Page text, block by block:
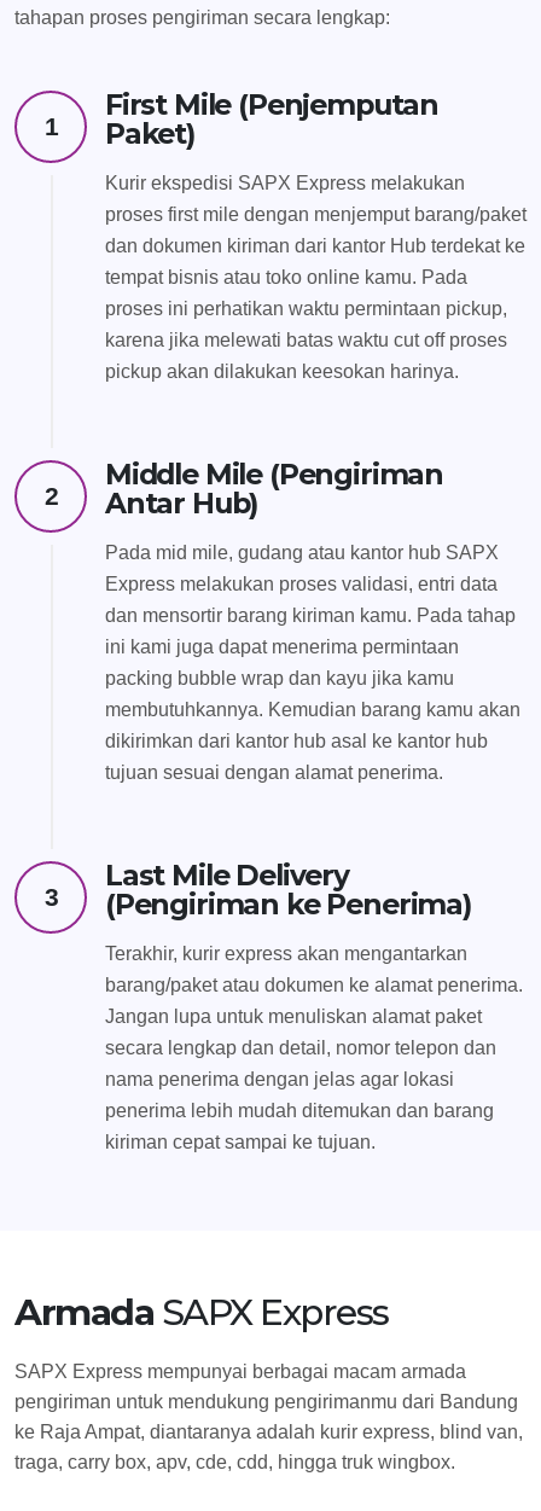
tahapan proses pengiriman secara lengkap:
1
First Mile (Penjemputan
Paket)
Kurir ekspedisi SAPX Express melakukan
proses first mile dengan menjemput barang/paket
dan dokumen kiriman dari kantor Hub terdekat ke
tempat bisnis atau toko online kamu. Pada
proses ini perhatikan waktu permintaan pickup,
karena jika melewati batas waktu cut off proses
pickup akan dilakukan keesokan harinya.
2
Middle Mile (Pengiriman
Antar Hub)
Pada mid mile, gudang atau kantor hub SAPX
Express melakukan proses validasi, entri data
dan mensortir barang kiriman kamu. Pada tahap
ini kami juga dapat menerima permintaan
packing bubble wrap dan kayu jika kamu
membutuhkannya. Kemudian barang kamu akan
dikirimkan dari kantor hub asal ke kantor hub
tujuan sesuai dengan alamat penerima.
3
Last Mile Delivery
(Pengiriman ke Penerima)
Terakhir, kurir express akan mengantarkan
barang/paket atau dokumen ke alamat penerima.
Jangan lupa untuk menuliskan alamat paket
secara lengkap dan detail, nomor telepon dan
nama penerima dengan jelas agar lokasi
penerima lebih mudah ditemukan dan barang
kiriman cepat sampai ke tujuan.
Armada SAPX Express
SAPX Express mempunyai berbagai macam armada
pengiriman untuk mendukung pengirimanmu dari Bandung
ke Raja Ampat, diantaranya adalah kurir express, blind van,
traga, carry box, apv, cde, cdd, hingga truk wingbox.